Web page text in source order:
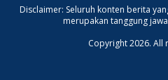
Klasemen Grup A Piala
AFF 2026: Ini Skenario
Disclaimer: Seluruh konten berita
merupakan tanggung
Copyright 2026. All